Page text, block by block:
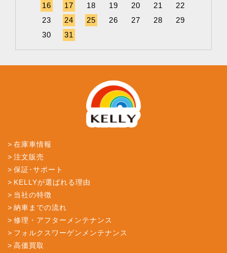
16
17 18 19 20 21
22
23
24 25 26 27 28
29
30
31
在庫車情報
注文販売
保証･サポート
KELLYが選ばれる理由
当社の特徴
納車までの流れ
修理・アフターメンテナンス
フォルクスワーゲンメンテナンス
高価買取